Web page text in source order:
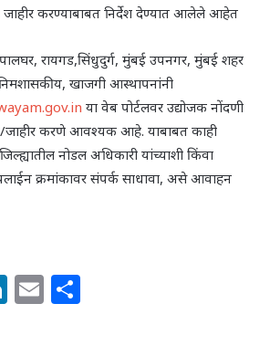
करण्याबाबत निर्देश देण्यात आलेले आहेत
रायगड,सिंधुदुर्ग, मुंबई उपनगर, मुंबई शहर
खाजगी आस्थापनांनी
या वेब पोर्टलवर उद्योजक नोंदणी
करणे आवश्यक आहे. याबाबत काही
नोडल अधिकारी यांच्याशी किंवा
क्रमांकावर संपर्क साधावा, असे आवाहन
Li E